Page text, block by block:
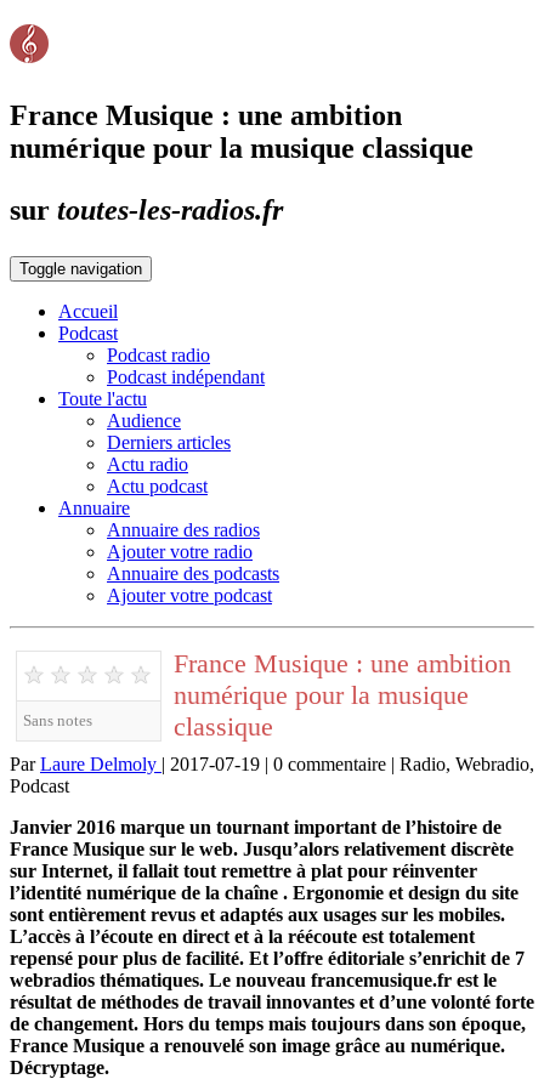
France Musique : une ambition
numérique pour la musique classique
sur toutes-les-radios.fr
Toggle navigation
Accueil
Podcast
Podcast radio
Podcast indépendant
Toute l'actu
Audience
Derniers articles
Actu radio
Actu podcast
Annuaire
Annuaire des radios
Ajouter votre radio
Annuaire des podcasts
Ajouter votre podcast
★ ★ ★ ★ ★
Sans notes
France Musique : une ambition
numérique pour la musique
classique
ParLaure Delmoly | 2017-07-19 | 0 commentaire | Radio, Webradio,
Podcast
Janvier 2016 marque un tournant important de l’histoire de
France Musique sur le web. Jusqu’alors relativement discrète
sur Internet, il fallait tout remettre à plat pour réinventer
l’identité numérique de la chaîne . Ergonomie et design du site
sont entièrement revus et adaptés aux usages sur les mobiles.
L’accès à l’écoute en direct et à la réécoute est totalement
repensé pour plus de facilité. Et l’offre éditoriale s’enrichit de 7
webradios thématiques. Le nouveau francemusique.fr est le
résultat de méthodes de travail innovantes et d’une volonté forte
de changement. Hors du temps mais toujours dans son époque,
France Musique a renouvelé son image grâce au numérique.
Décryptage.